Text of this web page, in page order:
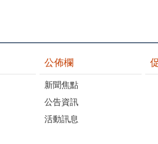
公佈欄
新聞焦點
公告資訊
活動訊息